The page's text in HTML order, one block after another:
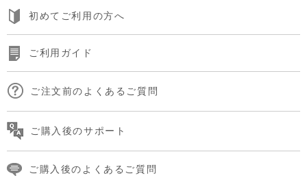
初めてご利用の方へ
ご利用ガイド
ご注文前のよくあるご質問
ご購入後のサポート
ご購入後のよくあるご質問